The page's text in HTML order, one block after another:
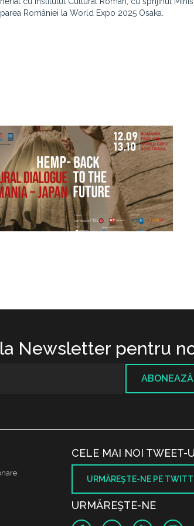
României la World Expo 2025 Osaka.
Newsletter pentru
CELE MAI NOI TWEET-
URMĂREŞTE-NE PE
URMĂREŞTE-NE